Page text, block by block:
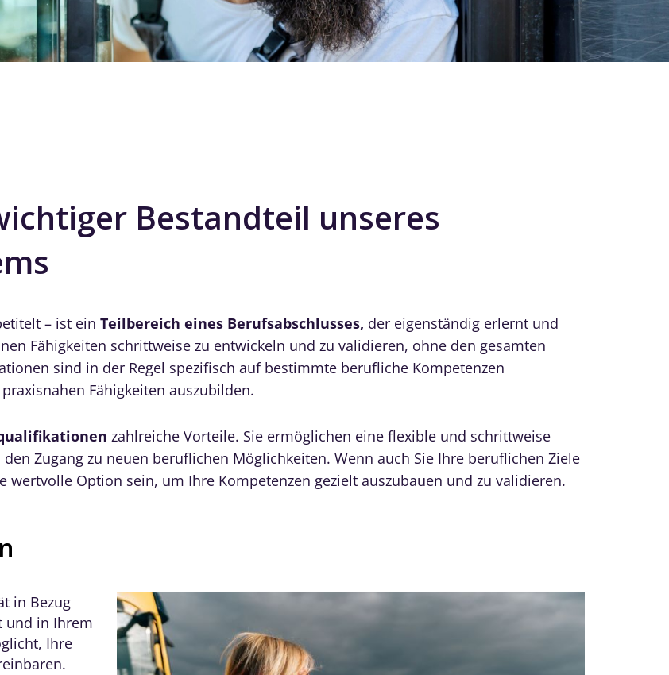
Bestandteil unseres
– ist ein Teilbereich eines Berufsabschlusses, der eigenständig erlernt und
Fähigkeiten schrittweise zu entwickeln und zu validieren, ohne den gesamten
sind in der Regel spezifisch auf bestimmte berufliche Kompetenzen
Fähigkeiten auszubilden.
zahlreiche Vorteile. Sie ermöglichen eine flexible und schrittweise
Zugang zu neuen beruflichen Möglichkeiten. Wenn auch Sie Ihre beruflichen Ziele
Option sein, um Ihre Kompetenzen gezielt auszubauen und zu validieren.
in Bezug
und in Ihrem
Ihre